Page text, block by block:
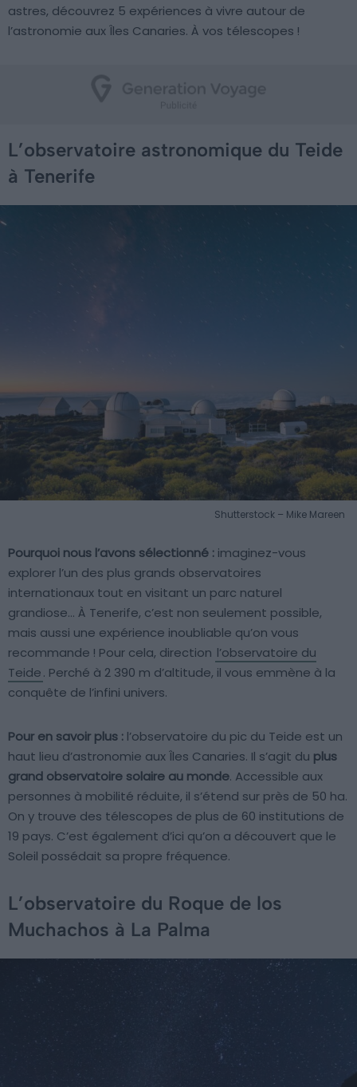
astres, découvrez 5 expériences à vivre autour de
l’astronomie aux Îles Canaries. À vos télescopes !
L’observatoire astronomique du Teide
à Tenerife
Shutterstock – Mike Mareen
Pourquoi nous l’avons sélectionné : imaginez-vous
explorer l’un des plus grands observatoires
internationaux tout en visitant un parc naturel
grandiose… À Tenerife, c’est non seulement possible,
mais aussi une expérience inoubliable qu’on vous
recommande ! Pour cela, direction l’observatoire du
Teide. Perché à 2 390 m d’altitude, il vous emmène à la
conquête de l’infini univers.
Pour en savoir plus : l’observatoire du pic du Teide est un
haut lieu d’astronomie aux Îles Canaries. Il s’agit du plus
grand observatoire solaire au monde. Accessible aux
personnes à mobilité réduite, il s’étend sur près de 50 ha.
On y trouve des télescopes de plus de 60 institutions de
19 pays. C’est également d’ici qu’on a découvert que le
Soleil possédait sa propre fréquence.
L’observatoire du Roque de los
Muchachos à La Palma